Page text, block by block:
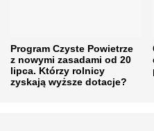
Program Czyste Powietrze
z nowymi zasadami od 20
lipca. Którzy rolnicy
zyskają wyższe dotacje?